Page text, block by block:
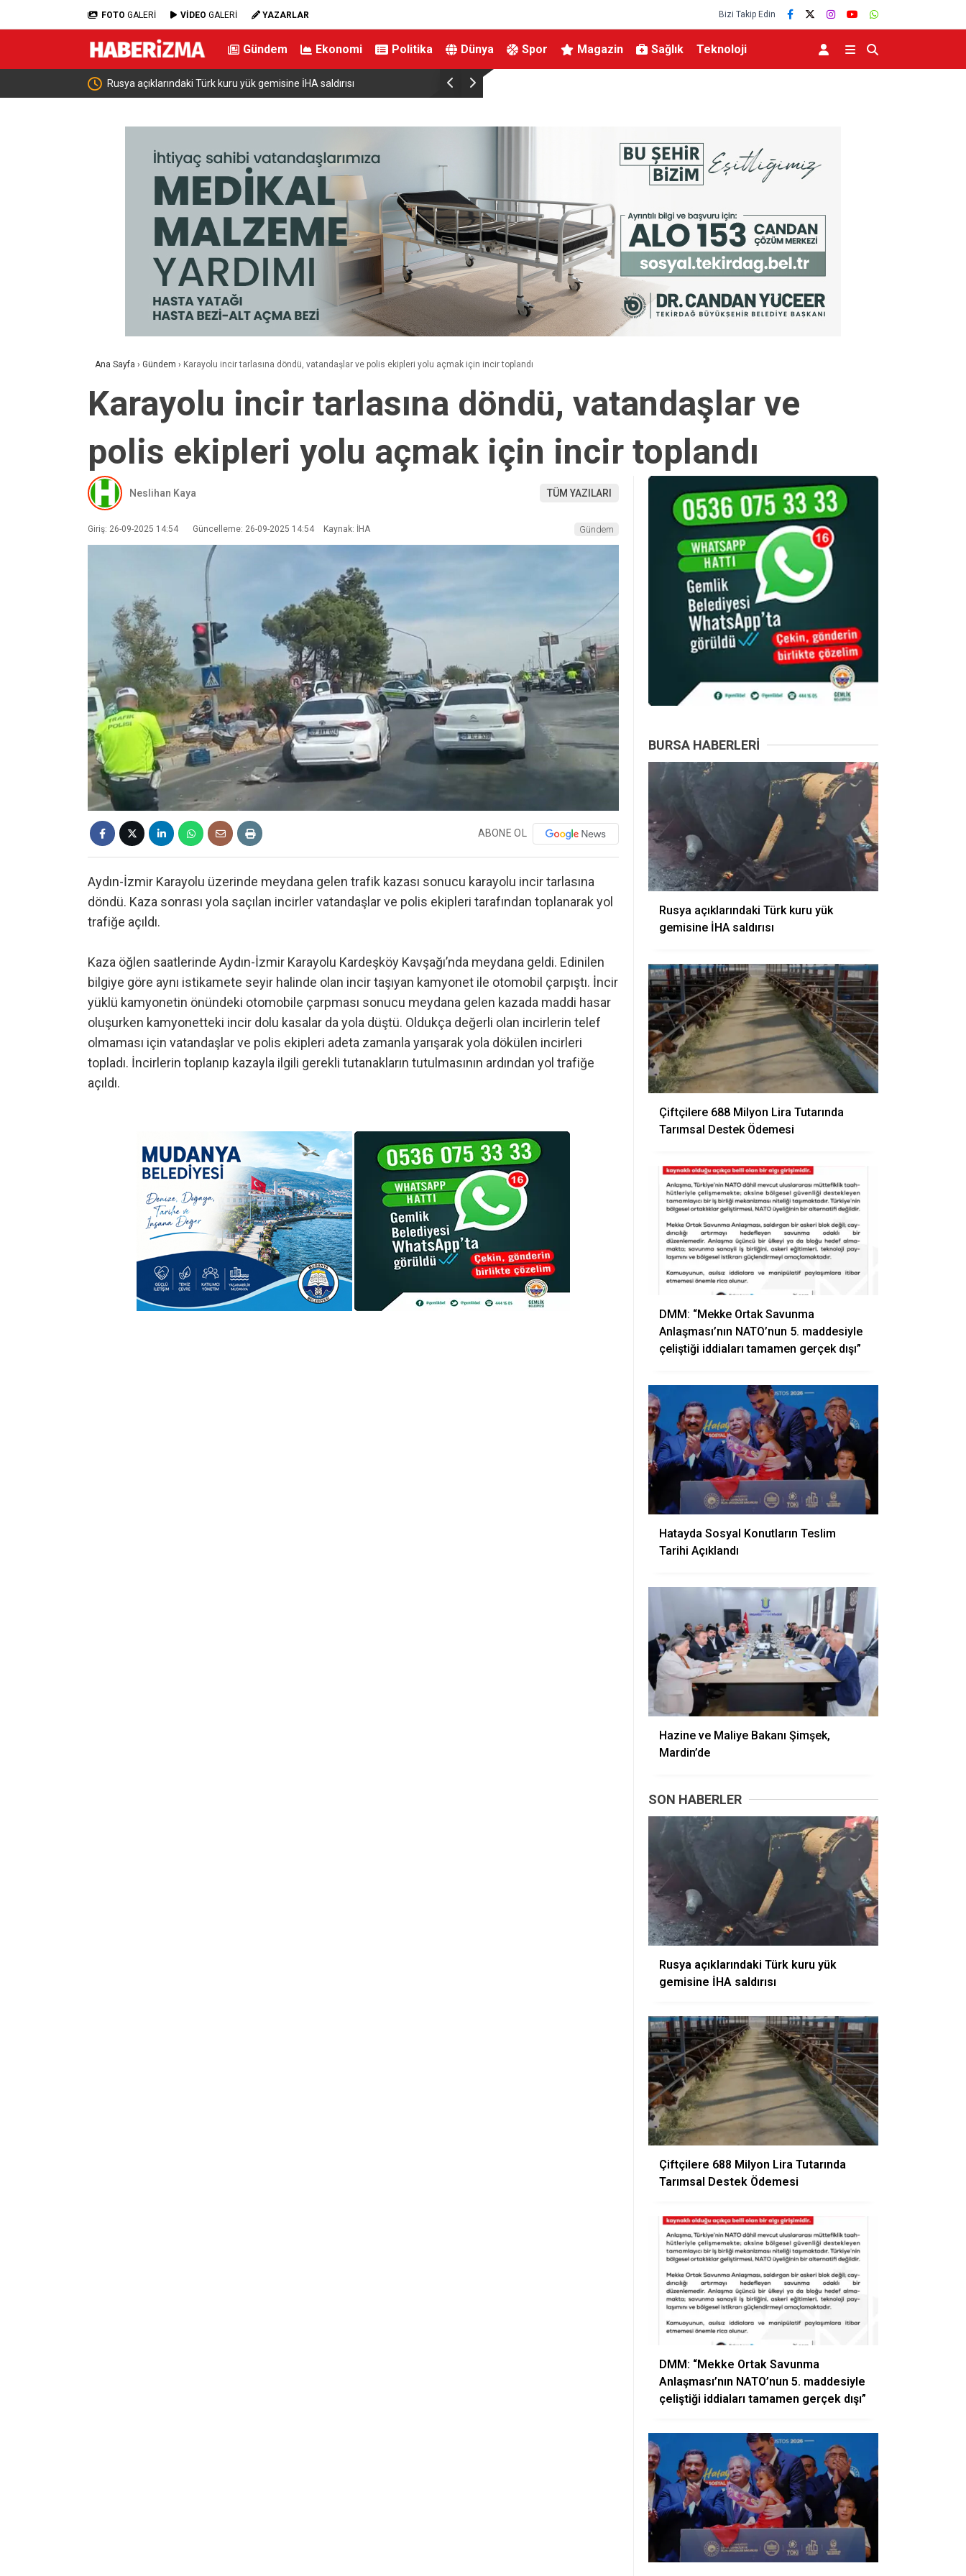
FOTO GALERİ VİDEO GALERİ YAZARLAR Bizi Takip Edin
Gündem Ekonomi Politika Dünya Spor Magazin Sağlık Teknoloji
Çiftçilere 688 Milyon Lira Tutarında Tarımsal Destek Ödemesi DMM: “Mekke Ortak Savunma Anlaşması’nın NATO’nun 5. maddesiyle
Ana Sayfa › Gündem › Karayolu incir tarlasına döndü, vatandaşlar ve polis ekipleri yolu açmak için incir toplandı
Karayolu incir tarlasına döndü, vatandaşlar ve
polis ekipleri yolu açmak için incir toplandı
Neslihan Kaya TÜM YAZILARI
Giriş: 26-09-2025 14:54 Güncelleme: 26-09-2025 14:54 Kaynak: İHA Gündem
ABONE OL
Aydın-İzmir Karayolu üzerinde meydana gelen trafik kazası sonucu karayolu incir tarlasına
döndü. Kaza sonrası yola saçılan incirler vatandaşlar ve polis ekipleri tarafından toplanarak yol
trafiğe açıldı.
Kaza öğlen saatlerinde Aydın-İzmir Karayolu Kardeşköy Kavşağı’nda meydana geldi. Edinilen
bilgiye göre aynı istikamete seyir halinde olan incir taşıyan kamyonet ile otomobil çarpıştı. İncir
yüklü kamyonetin önündeki otomobile çarpması sonucu meydana gelen kazada maddi hasar
oluşurken kamyonetteki incir dolu kasalar da yola düştü. Oldukça değerli olan incirlerin telef
olmaması için vatandaşlar ve polis ekipleri adeta zamanla yarışarak yola dökülen incirleri
topladı. İncirlerin toplanıp kazayla ilgili gerekli tutanakların tutulmasının ardından yol trafiğe
açıldı.
BURSA HABERLERI
Rusya açıklarındaki Türk kuru yük
gemisine İHA saldırısı
Çiftçilere 688 Milyon Lira Tutarında
Tarımsal Destek Ödemesi
DMM: “Mekke Ortak Savunma
Anlaşması’nın NATO’nun 5. maddesiyle
çeliştiği iddiaları tamamen gerçek dışı”
Hatayda Sosyal Konutların Teslim
Tarihi Açıklandı
Hazine ve Maliye Bakanı Şimşek,
Mardin’de
SON HABERLER
Rusya açıklarındaki Türk kuru yük
gemisine İHA saldırısı
Çiftçilere 688 Milyon Lira Tutarında
Tarımsal Destek Ödemesi
DMM: “Mekke Ortak Savunma
Anlaşması’nın NATO’nun 5. maddesiyle
çeliştiği iddiaları tamamen gerçek dışı”